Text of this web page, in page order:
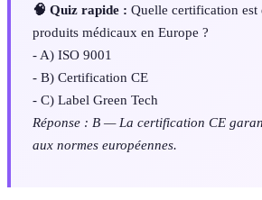
🧠 Quiz rapide : Quelle certification est
produits médicaux en Europe ?
- A) ISO 9001
- B) Certification CE
- C) Label Green Tech
Réponse : B — La certification CE
aux normes européennes.